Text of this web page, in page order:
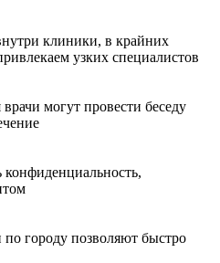
клиники, в крайних
узких специалистов
могут провести беседу
конфиденциальность,
по городу позволяют быстро